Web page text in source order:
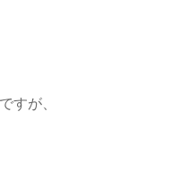
すが、